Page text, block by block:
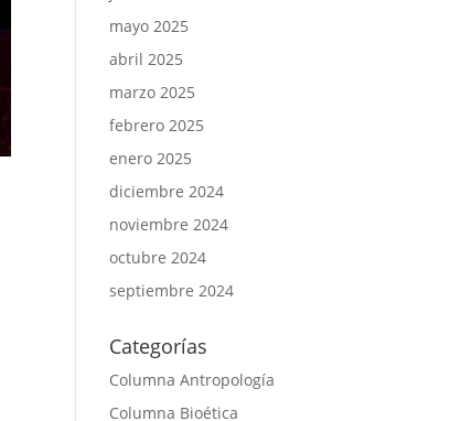
mayo 2025
abril 2025
marzo 2025
febrero 2025
enero 2025
diciembre 2024
noviembre 2024
octubre 2024
septiembre 2024
Categorías
Columna Antropología
Columna Bioética